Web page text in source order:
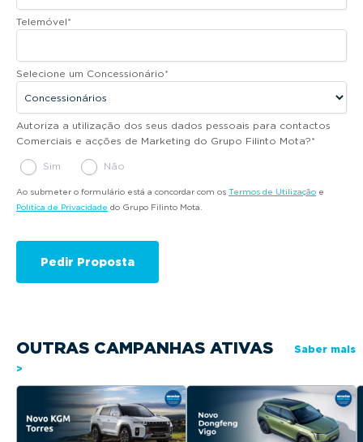
Telemóvel*
Selecione um Concessionário*
Autoriza a utilização dos seus dados pessoais para contactos
Comerciais e acções de Marketing do Grupo Filinto Mota?*
Sim Não
Ao submeter o formulário está a concordar com os Termos de Utilização e
Política de Privacidade do Grupo Filinto Mota.
OUTRAS CAMPANHAS ATIVAS
Saber mais
>